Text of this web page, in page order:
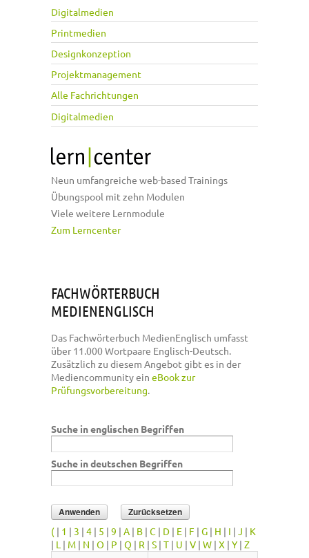
Digitalmedien
Printmedien
Designkonzeption
Projektmanagement
Alle Fachrichtungen
Digitalmedien
Neun umfangreiche web-based Trainings
Übungspool mit zehn Modulen
Viele weitere Lernmodule
Zum Lerncenter
FACHWÖRTERBUCH
MEDIENENGLISCH
Das Fachwörterbuch MedienEnglisch umfasst
über 11.000 Wortpaare Englisch-Deutsch.
Zusätzlich zu diesem Angebot gibt es in der
Mediencommunity ein eBook zur
Prüfungsvorbereitung.
Suche in englischen Begriffen
Suche in deutschen Begriffen
( | 1 | 3 | 4 | 5 | 9 | A | B | C | D | E | F | G | H | I | J | K
| L | M | N | O | P | Q | R | S | T | U | V | W | X | Y | Z